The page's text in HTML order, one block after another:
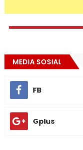
MEDIA SOSIAL
FB
Gplus